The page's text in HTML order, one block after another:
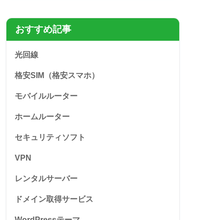
おすすめ記事
光回線
格安SIM（格安スマホ）
モバイルルーター
ホームルーター
セキュリティソフト
VPN
レンタルサーバー
ドメイン取得サービス